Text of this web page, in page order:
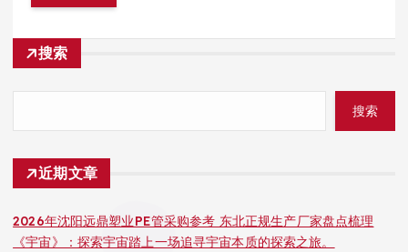
搜索
搜索
近期文章
2026年沈阳远鼎塑业PE管采购参考 东北正规生产厂家盘点梳理
《宇宙》：探索宇宙踏上一场追寻宇宙本质的探索之旅。